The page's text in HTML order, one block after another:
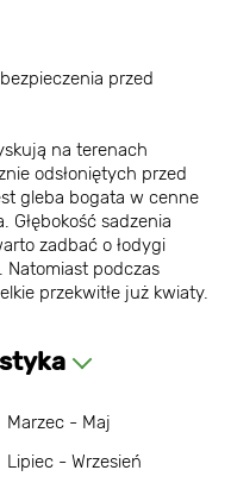
przed
na terenach
odsłoniętych przed
gleba bogata w cenne
Głębokość sadzenia
zadbać o łodygi
Natomiast podczas
przekwitłe już kwiaty.
Marzec - Maj
Lipiec - Wrzesień